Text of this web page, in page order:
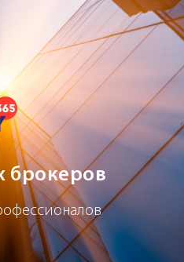
брокеров